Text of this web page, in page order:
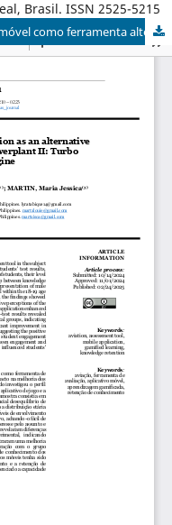
Brasil. ISSN 2525-5215
Desenvolvimento de uma aplicação móvel como ferramenta alternativa de avaliação em Aeronáutica Powerplant II: Turbo Prop e Jet Engine